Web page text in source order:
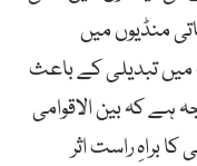
منڈیوں میں
میں تبدیلی کے باعث
ہے کہ بین الاقوامی
براہِ راست اثر